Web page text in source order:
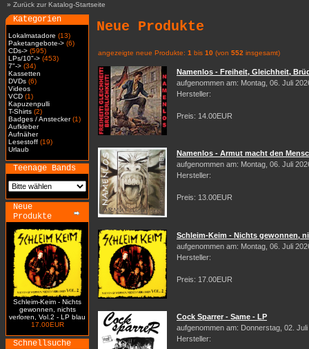
» Zurück zur Katalog-Startseite
Kategorien
Lokalmatadore (13)
Paketangebote-> (6)
CDs-> (595)
LPs/10"-> (453)
7"-> (34)
Kassetten
DVDs (6)
Videos
VCD (1)
Kapuzenpulli
T-Shirts (2)
Badges / Anstecker(1)
Aufkleber
Aufnäher
Lesestoff (19)
Urlaub
Teenage Bands
Neue
Produkte
Schleim-Keim - Nichts
gewonnen, nichts
verloren, Vol.2 - LP blau
17.00EUR
Schnellsuche
Neue Produkte
angezeigte neue Produkte: 1 bis 10 (von 552 insgesamt)
Namenlos - Freiheit, Gleichheit,
aufgenommen am: Montag, 06. Juli
Hersteller:
Preis: 14.00EUR
Namenlos - Armut macht den
aufgenommen am: Montag, 06. Juli
Hersteller:
Preis: 13.00EUR
Schleim-Keim - Nichts gewonnen,
aufgenommen am: Montag, 06. Juli
Hersteller:
Preis: 17.00EUR
Cock Sparrer - Same - LP
aufgenommen am: Donnerstag, 02. Juli
Hersteller: